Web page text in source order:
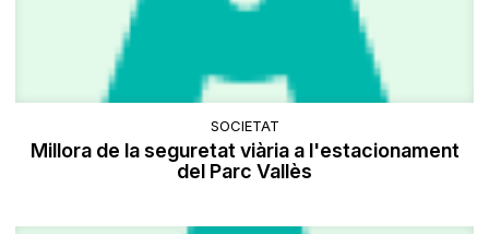
SOCIETAT
Millora de la seguretat viària a l'estacionament
del Parc Vallès